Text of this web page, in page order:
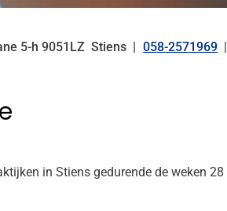
5-h 9051LZ Stiens Tel:
058-2571969
in Stiens gedurende de weken 28